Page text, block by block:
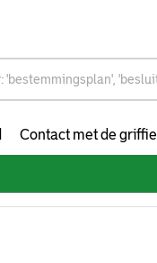
Contact met de griffie